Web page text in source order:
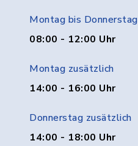
Montag bis Donnerstag
08:00 - 12:00 Uhr
Montag zusätzlich
14:00 - 16:00 Uhr
Donnerstag zusätzlich
14:00 - 18:00 Uhr